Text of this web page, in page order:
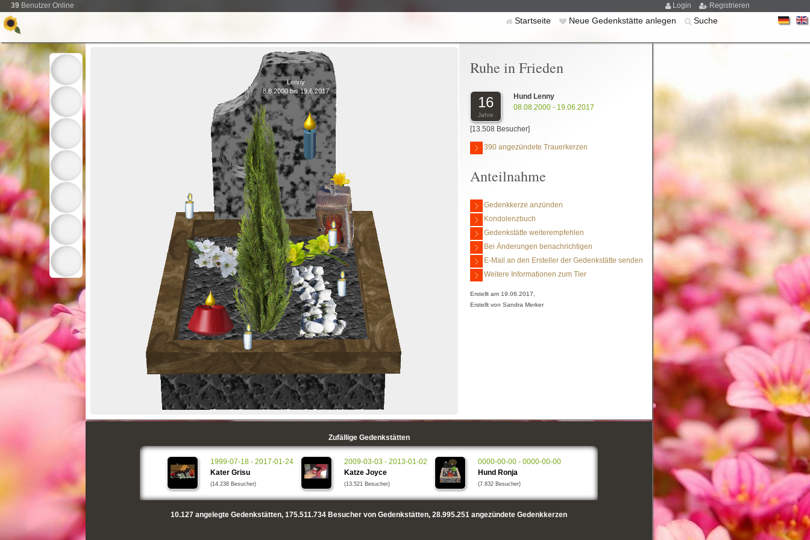
39 Benutzer Online Login Registrieren
Startseite Neue Gedenkstätte anlegen Suche
Lenny
8.8.2000 bis 19.6.2017
Ruhe in Frieden
16
Jahre
Hund Lenny
08.08.2000 - 19.06.2017
[13.508 Besucher]
390 angezündete Trauerkerzen
Anteilnahme
Gedenkkerze anzünden
Kondolenzbuch
Gedenkstätte weiterempfehlen
Bei Änderungen benachrichtigen
E-Mail an den Ersteller der Gedenkstätte senden
Weitere Informationen zum Tier
Erstellt am 19.06.2017,
Erstellt von Sandra Merker
Zufällige Gedenkstätten
1999-07-18 - 2017-01-24
Kater Grisu
(14.238 Besucher)
2009-03-03 - 2013-01-02
Katze Joyce
(13.521 Besucher)
0000-00-00 - 0000-00-00
Hund Ronja
(7.832 Besucher)
10.127 angelegte Gedenkstätten, 175.511.734 Besucher von Gedenkstätten, 28.995.251 angezündete Gedenkkerzen